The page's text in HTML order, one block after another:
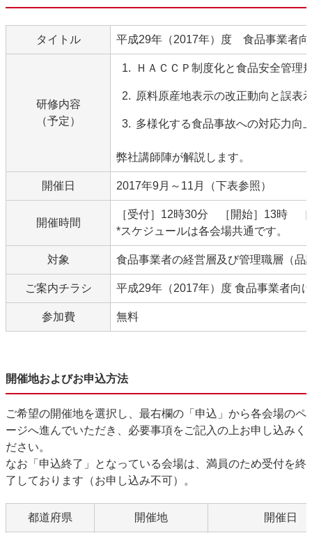
タイトル 平成29年（2017年）度 食品事業者向
研修内容
（予定）
ＨＡＣＣＰ制度化と食品安全管理
原料原産地表示の改正動向と誤表
多様化する食品事故への対応力向
弊社講師陣が解説します。
開催日 2017年9月～11月（下表参照）
開催時間
［受付］12時30分 ［開始］13時 ［
*スケジュールは各会場共通です。
対象 食品事業者の経営層及び管理職層（品
ご案内チラシ 平成29年（2017年）度 食品事業者向
参加費 無料
開催地およびお申込方法
ご希望の開催地を選択し、最右欄の「申込」から各会場のペ
ージへ進んでいただき、必要事項をご記入の上お申し込みく
ださい。
なお「申込終了」となっている会場は、満員のため受付を終
了しております（お申し込み不可）。
都道府県 開催地 開催日